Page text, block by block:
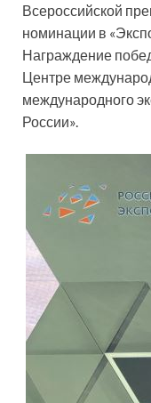
Всероссийской
номинации в
Награждение
Центре
международного
России».